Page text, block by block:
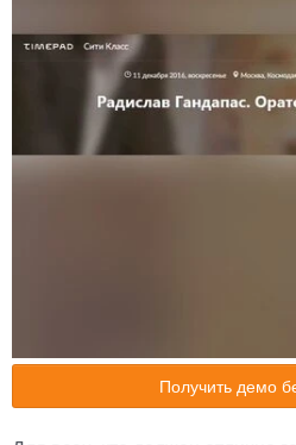
Получить демо